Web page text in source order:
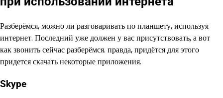
Разберёмся, можно ли разговаривать по планшету, используя
интернет. Последний уже должен у вас присутствовать, а вот
как звонить сейчас разберёмся. правда, придётся для этого
придется скачать некоторые приложения.
Skype